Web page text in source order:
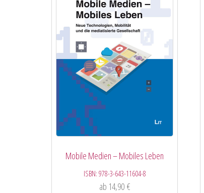
Mobile Medien – Mobiles Leben
ISBN: 978-3-643-11604-8
ab 14,90 €